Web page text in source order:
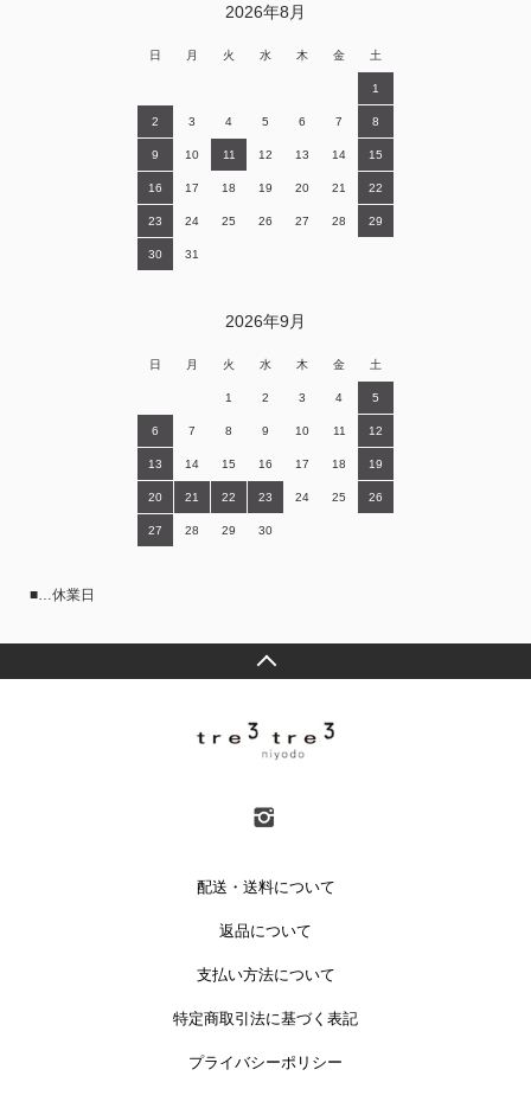
2026年8月
日 月 火 水 木 金 土
1
2 3 4 5 6 7 8
9 10 11 12 13 14 15
16 17 18 19 20 21 22
23 24 25 26 27 28 29
30 31
2026年9月
日 月 火 水 木 金 土
1 2 3 4 5
6 7 8 9 10 11 12
13 14 15 16 17 18 19
20 21 22 23 24 25 26
27 28 29 30
■…休業日
配送・送料について
返品について
支払い方法について
特定商取引法に基づく表記
プライバシーポリシー